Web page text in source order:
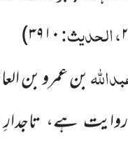
، الحدیث:۳۹۱۰)
بن عمرو بن
ہے،